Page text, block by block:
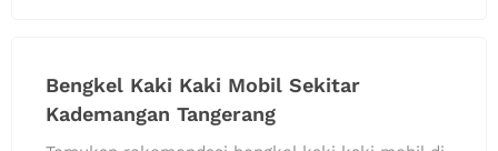
Bengkel Kaki Kaki Mobil Sekitar
Kademangan Tangerang